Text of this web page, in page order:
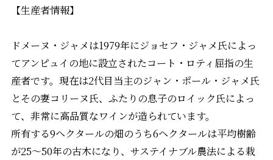
【生産者情報】
ドメーヌ・ジャメは1979年にジョセフ・ジャメ氏によっ
てアンピュイの地に設立されたコート・ロティ屈指の生
産者です。現在は2代目当主のジャン・ポール・ジャメ氏
とその妻コリーヌ氏、ふたりの息子のロイック氏によっ
て、非常に高品質なワインが造られています。
所有する9ヘクタールの畑のうち6ヘクタールは平均樹齢
が25～50年の古木になり、サステイナブル農法による栽